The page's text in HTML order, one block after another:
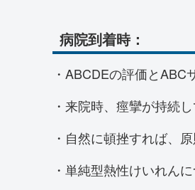
病院到着時：
・ABCDEの評価とABC
・来院時、痙攣が持続
・自然に頓挫すれば、
・単純型熱性けいれん